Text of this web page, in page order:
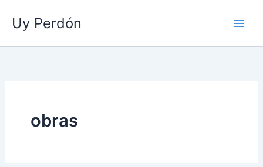
contenido
Uy Perdón
obras